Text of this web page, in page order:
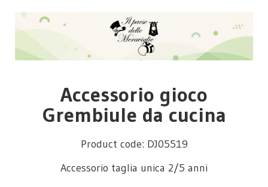
Accessorio gioco
Grembiule da cucina
Product code: DJ05519
Accessorio taglia unica 2/5 anni